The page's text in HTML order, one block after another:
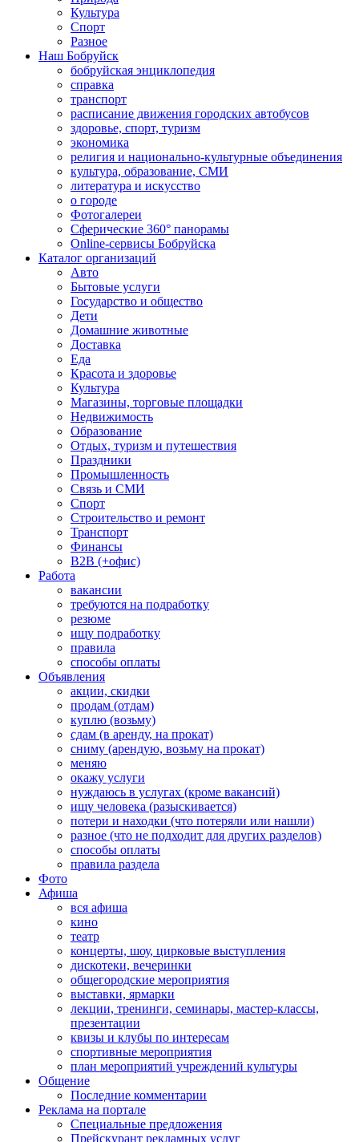
Культура
Спорт
Разное
Наш Бобруйск
бобруйская энциклопедия
справка
транспорт
расписание движения городских автобусов
здоровье, спорт, туризм
экономика
религия и национально-культурные объединения
культура, образование, СМИ
литература и искусство
о городе
Фотогалереи
Сферические 360° панорамы
Online-сервисы Бобруйска
Каталог организаций
Авто
Бытовые услуги
Государство и общество
Дети
Домашние животные
Доставка
Еда
Красота и здоровье
Культура
Магазины, торговые площадки
Недвижимость
Образование
Отдых, туризм и путешествия
Праздники
Промышленность
Связь и СМИ
Спорт
Строительство и ремонт
Транспорт
Финансы
B2B (+офис)
Работа
вакансии
требуются на подработку
резюме
ищу подработку
правила
способы оплаты
Объявления
акции, скидки
продам (отдам)
куплю (возьму)
сдам (в аренду, на прокат)
сниму (арендую, возьму на прокат)
меняю
окажу услуги
нуждаюсь в услугах (кроме вакансий)
ищу человека (разыскивается)
потери и находки (что потеряли или нашли)
разное (что не подходит для других разделов)
способы оплаты
правила раздела
Фото
Афиша
вся афиша
кино
театр
концерты, шоу, цирковые выступления
дискотеки, вечеринки
общегородские мероприятия
выставки, ярмарки
лекции, тренинги, семинары, мастер-классы,
презентации
квизы и клубы по интересам
спортивные мероприятия
план мероприятий учреждений культуры
Общение
Последние комментарии
Реклама на портале
Специальные предложения
Прейскурант рекламных услуг